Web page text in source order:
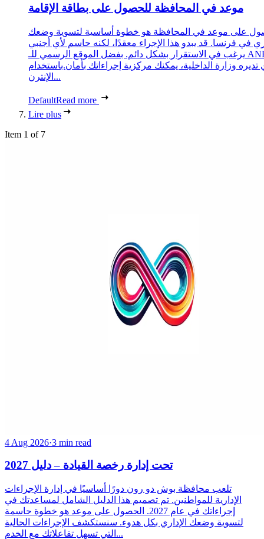
موعد في المحافظة للحصول على بطاقة الإقامة
على موعد في المحافظة هو خطوة أساسية لتسوية وضعك
في فرنسا. قد يبدو هذا الإجراء معقدًا، لكنه حاسم لأي أجنبي
يرغب في الاستقرار بشكل دائم. بفضل الموقع الرسمي للـ ANEF،
تديره وزارة الداخلية، يمكنك مركزية إجراءاتك بأمان.باستخدام
الإنترن...
DefaultRead more
Lire plus
Item 1 of 7
4 Aug 2026·3 min read
تحت إدارة رخصة القيادة – دليل 2027
تلعب محافظة بوش دو رون دورًا أساسيًا في إدارة الإجراءات
الإدارية للمواطنين. تم تصميم هذا الدليل الشامل لمساعدتك في
إجراءاتك في عام 2027. الحصول على موعد هو خطوة حاسمة
لتسوية وضعك الإداري بكل هدوء. سنستكشف الإجراءات الحالية
التي تسهل تفاعلاتك مع الخدم...